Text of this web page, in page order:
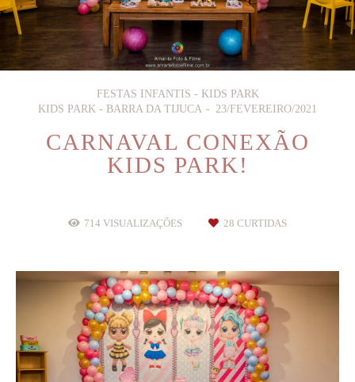
FESTAS INFANTIS - KIDS PARK
KIDS PARK - BARRA DA TIJUCA
23/FEVEREIRO/2021
CARNAVAL CONEXÃO
KIDS PARK!
714 VISUALIZAÇÕES 28 CURTIDAS